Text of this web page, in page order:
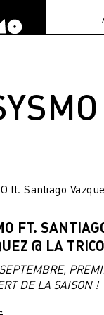
FT.
@ LA
DE LA SAISON !